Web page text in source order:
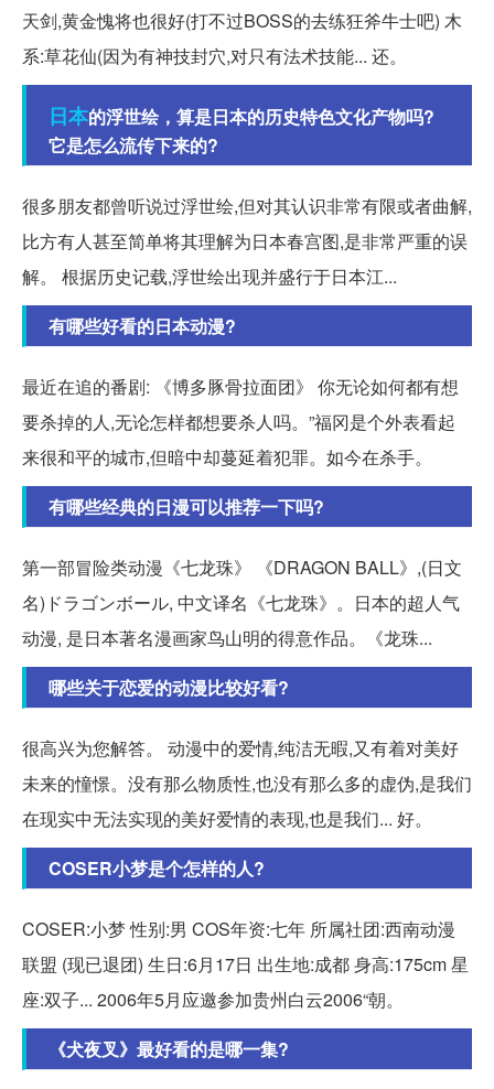
天剑,黄金愧将也很好(打不过BOSS的去练狂斧牛士吧) 木
系:草花仙(因为有神技封穴,对只有法术技能... 还。
日本的浮世绘，算是日本的历史特色文化产物吗?
它是怎么流传下来的?
很多朋友都曾听说过浮世绘,但对其认识非常有限或者曲解,
比方有人甚至简单将其理解为日本春宫图,是非常严重的误
解。 根据历史记载,浮世绘出现并盛行于日本江...
有哪些好看的日本动漫?
最近在追的番剧: 《博多豚骨拉面团》 你无论如何都有想
要杀掉的人,无论怎样都想要杀人吗。”福冈是个外表看起
来很和平的城市,但暗中却蔓延着犯罪。如今在杀手。
有哪些经典的日漫可以推荐一下吗?
第一部冒险类动漫《七龙珠》 《DRAGON BALL》,(日文
名)ドラゴンボール, 中文译名《七龙珠》。日本的超人气
动漫, 是日本著名漫画家鸟山明的得意作品。《龙珠...
哪些关于恋爱的动漫比较好看?
很高兴为您解答。 动漫中的爱情,纯洁无暇,又有着对美好
未来的憧憬。没有那么物质性,也没有那么多的虚伪,是我们
在现实中无法实现的美好爱情的表现,也是我们... 好。
COSER小梦是个怎样的人?
COSER:小梦 性别:男 COS年资:七年 所属社团:西南动漫
联盟 (现已退团) 生日:6月17日 出生地:成都 身高:175cm 星
座:双子... 2006年5月应邀参加贵州白云2006“朝。
《犬夜叉》最好看的是哪一集?